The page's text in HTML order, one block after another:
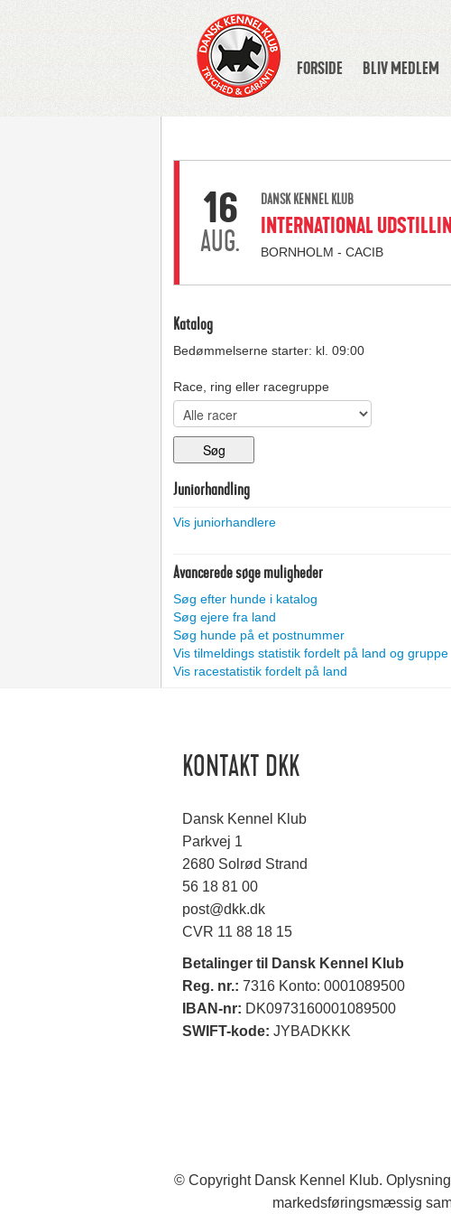
FORSIDE BLIV MEDLEM
16
AUG.
DANSK KENNEL KLUB
INTERNATIONAL
BORNHOLM - CACIB
Katalog
Bedømmelserne starter: kl. 09:00
Race, ring eller racegruppe
Juniorhandling
Vis juniorhandlere
Avancerede søge muligheder
Søg efter hunde i katalog
Søg ejere fra land
Søg hunde på et postnummer
Vis tilmeldings statistik fordelt på land og gruppe
Vis racestatistik fordelt på land
KONTAKT DKK
Dansk Kennel Klub
Parkvej 1
2680 Solrød Strand
56 18 81 00
post@dkk.dk
CVR 11 88 18 15
Betalinger til Dansk Kennel Klub
Reg. nr.: 7316 Konto: 0001089500
IBAN-nr: DK0973160001089500
SWIFT-kode: JYBADKKK
© Copyright Dansk Kennel Klub.
markedsføringsmæssig